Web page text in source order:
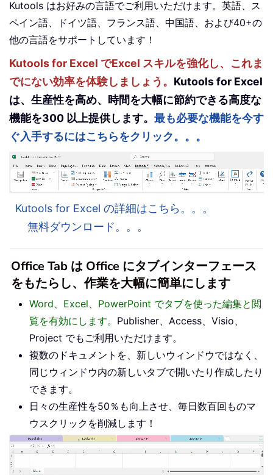
Kutools はお好みの言語でご利用いただけます。英語、ス
ペイン語、ドイツ語、フランス語、中国語、および40+の
他の言語をサポートしています！
Kutools for Excel でExcel スキルを強化し、これま
でにない効率を体験しましょう。 Kutools for Excel
は、生産性を高め、時間を大幅に節約できる高度な
機能を300 以上提供します。 最も必要な機能を今す
ぐ入手するにはこちらをクリック。。。
Kutools for Excel の詳細はこちら。。。
無料ダウンロード。。。
Office Tab は Office にタブインターフェース
をもたらし、作業を大幅に簡単にします
Word、Excel、PowerPoint でタブを使った編集と閲
覧を有効にします。 Publisher、Access、Visio、
Project でもご利用いただけます。
複数のドキュメントを、新しいウィンドウではなく、
同じウィンドウ内の新しいタブで開いたり作成したり
できます。
日々の生産性を50％も向上させ、毎日数百回ものマ
ウスクリックを削減します！